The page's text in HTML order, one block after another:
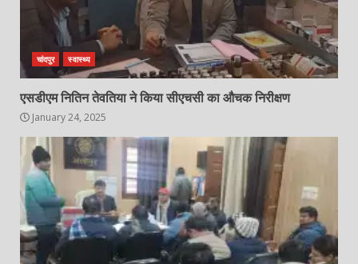
चांदपुर स्वास्थ्य
एसडीएम नितिन तेवतिया ने किया सीएचसी का औचक निरीक्षण
January 24, 2025